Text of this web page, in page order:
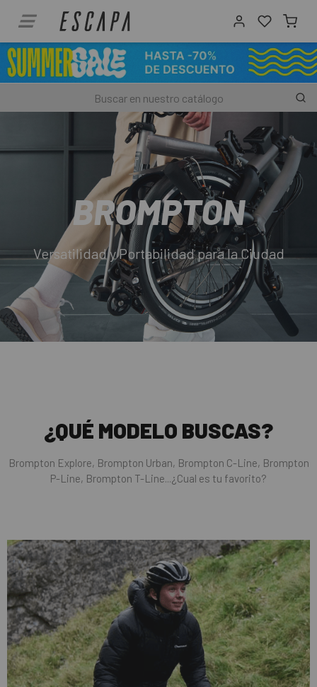
BROMPTON
Versatilidad y Portabilidad para la Ciudad
¿QUÉ MODELO BUSCAS?
Brompton Explore, Brompton Urban, Brompton C-Line, Brompton
P-Line, Brompton T-Line...¿Cual es tu favorito?